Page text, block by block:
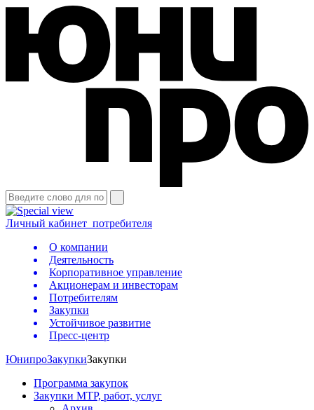
Личный кабинет потребителя
О компании
Деятельность
Корпоративное управление
Акционерам и инвесторам
Потребителям
Закупки
Устойчивое развитие
Пресс-центр
ЮнипроЗакупкиЗакупки
Программа закупок
Закупки МТР, работ, услуг